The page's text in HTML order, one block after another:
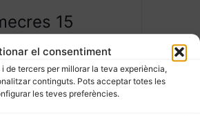
el consentiment
de tercers per millorar la teva experiència,
continguts. Pots acceptar totes les
les teves preferències.
15
10:30 h-13:00 h
Experiències